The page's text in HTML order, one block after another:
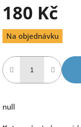
180 Kč
Měrná
cena:
Na objednávku
null